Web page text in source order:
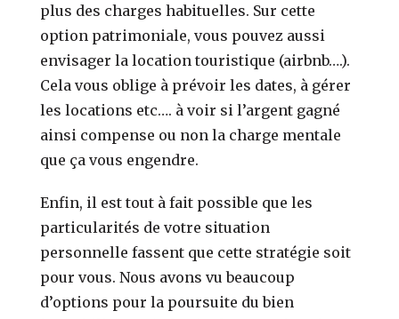
plus des charges habituelles. Sur cette
option patrimoniale, vous pouvez aussi
envisager la location touristique (airbnb….).
Cela vous oblige à prévoir les dates, à gérer
les locations etc…. à voir si l’argent gagné
ainsi compense ou non la charge mentale
que ça vous engendre.
Enfin, il est tout à fait possible que les
particularités de votre situation
personnelle fassent que cette stratégie soit
pour vous. Nous avons vu beaucoup
d’options pour la poursuite du bien